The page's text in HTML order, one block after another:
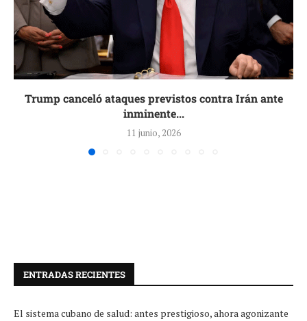
Trump canceló ataques previstos contra Irán ante
inminente...
11 junio, 2026
ENTRADAS RECIENTES
El sistema cubano de salud: antes prestigioso, ahora agonizante